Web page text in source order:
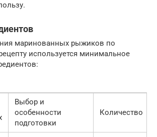
маринованных рыжиков по
используется минимальное
Выбор и
особенности
подготовки
Количество